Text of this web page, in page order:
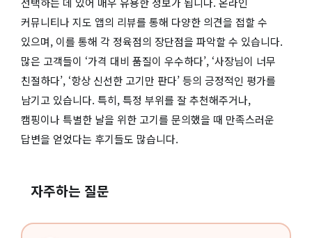
커뮤니티나 지도 앱의 리뷰를 통해 다양한 의견을 접할 수
있으며, 이를 통해 각 정육점의 장단점을 파악할 수 있습니다.
많은 고객들이 ‘가격 대비 품질이 우수하다’, ‘사장님이 너무
친절하다’, ‘항상 신선한 고기만 판다’ 등의 긍정적인 평가를
남기고 있습니다. 특히, 특정 부위를 잘 추천해주거나,
캠핑이나 특별한 날을 위한 고기를 문의했을 때 만족스러운
답변을 얻었다는 후기들도 많습니다.
자주하는 질문